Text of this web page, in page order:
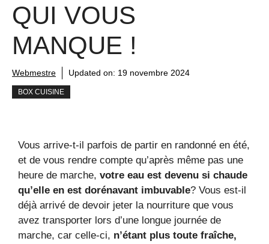
QUI VOUS
MANQUE !
Webmestre Updated on: 19 novembre 2024
BOX CUISINE
Vous arrive-t-il parfois de partir en randonné en été,
et de vous rendre compte qu’après même pas une
heure de marche, votre eau est devenu si chaude
qu’elle en est dorénavant imbuvable? Vous est-il
déjà arrivé de devoir jeter la nourriture que vous
avez transporter lors d’une longue journée de
marche, car celle-ci, n’étant plus toute fraîche,